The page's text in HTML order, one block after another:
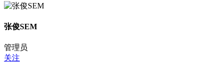
张俊SEM
管理员
关注